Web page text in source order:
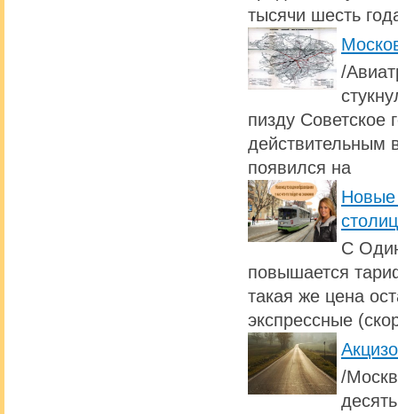
тысячи шесть
/
пизду Советское
действительным
появился на
Новые
С
повышается
такая же цена
экспрессные
/